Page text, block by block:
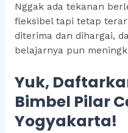
Nggak ada tekanan
fleksibel tapi tetap
diterima dan dihargai,
belajarnya pun
Yuk,
Bimbel Pilar
Yogyakarta!